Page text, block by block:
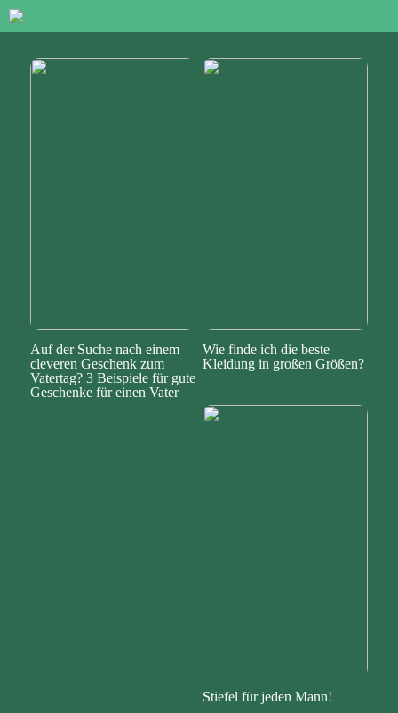
Auf der Suche nach einem
cleveren Geschenk zum
Vatertag? 3 Beispiele für gute
Geschenke für einen Vater
Wie finde ich die beste
Kleidung in großen Größen?
Stiefel für jeden Mann!